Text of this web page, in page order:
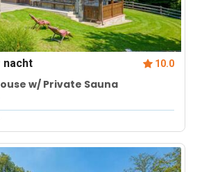
nacht 10.0
w/ Private Sauna